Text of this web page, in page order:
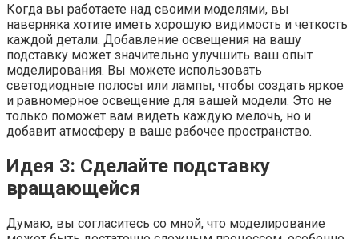
Когда вы работаете над своими моделями, вы
наверняка хотите иметь хорошую видимость и четкость
каждой детали. Добавление освещения на вашу
подставку может значительно улучшить ваш опыт
моделирования. Вы можете использовать
светодиодные полосы или лампы, чтобы создать яркое
и равномерное освещение для вашей модели. Это не
только поможет вам видеть каждую мелочь, но и
добавит атмосферу в ваше рабочее пространство.
Идея 3: Сделайте подставку
вращающейся
Думаю, вы согласитесь со мной, что моделирование